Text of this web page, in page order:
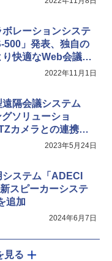
レーションシステ
500」発表、独自の
快適なWeb会議を
2022年11月1日
隔会議システム
ソリューショ
カメラとの連携動
2023年5月24日
ステム「ADECI
スピーカーシステ
追加
2024年6月7日
見る